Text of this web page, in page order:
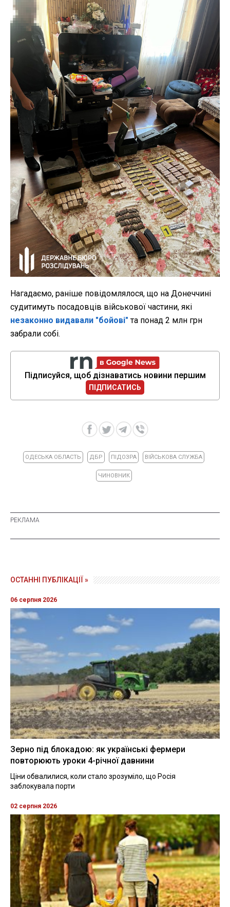
Нагадаємо, раніше повідомлялося, що на Донеччині
судитимуть посадовців військової частини, які
незаконно видавали "бойові" та понад 2 млн грн
забрали собі.
Підписуйся, щоб дізнаватись новини першим
ПІДПИСАТИСЬ
ОДЕСЬКА ОБЛАСТЬ ДБР ПІДОЗРА ВІЙСЬКОВА СЛУЖБА
ЧИНОВНИК
ОСТАННІ ПУБЛІКАЦІЇ »
06 серпня 2026
Зерно під блокадою: як українські фермери
повторюють уроки 4-річної давнини
Ціни обвалилися, коли стало зрозуміло, що Росія
заблокувала порти
02 серпня 2026